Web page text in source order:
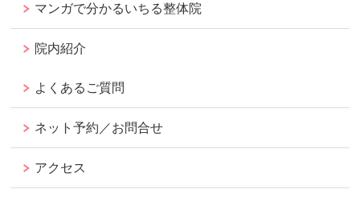
マンガで分かるいちる整体院
院内紹介
よくあるご質問
ネット予約／お問合せ
アクセス